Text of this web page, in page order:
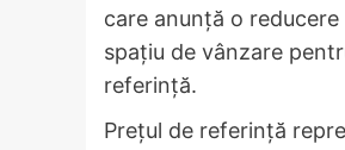
care anunță o
spațiu de vânzare
referință.
Prețul de referință